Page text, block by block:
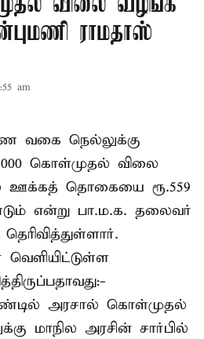
ராமதாஸ்
am
வகை நெல்லுக்கு
கொள்முதல் விலை
ஊக்கத் தொகையை ரூ.559
என்று பா.ம.க. தலைவர்
அரசால் கொள்முதல்
மாநில அரசின் சார்பில்